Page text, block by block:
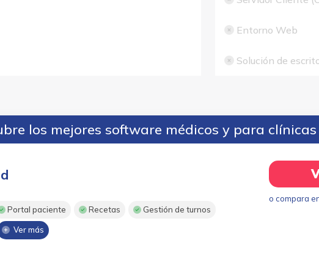
Entorno Web
Solución de
los mejores software médicos y para clínicas
Portal paciente Recetas Gestión de turnos
Ver más
o compara